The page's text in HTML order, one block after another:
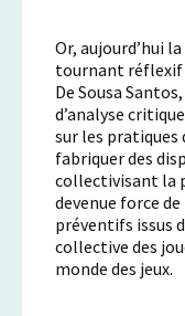
Or, aujourd’hui
tournant réflexif
De Sousa
d’analyse
sur les pratiques
fabriquer des
collectivisant la
devenue force
préventifs issus
collective des
monde des jeux.